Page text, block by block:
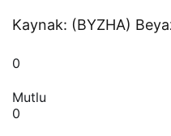
Kaynak: (BYZHA)
0
Mutlu
0